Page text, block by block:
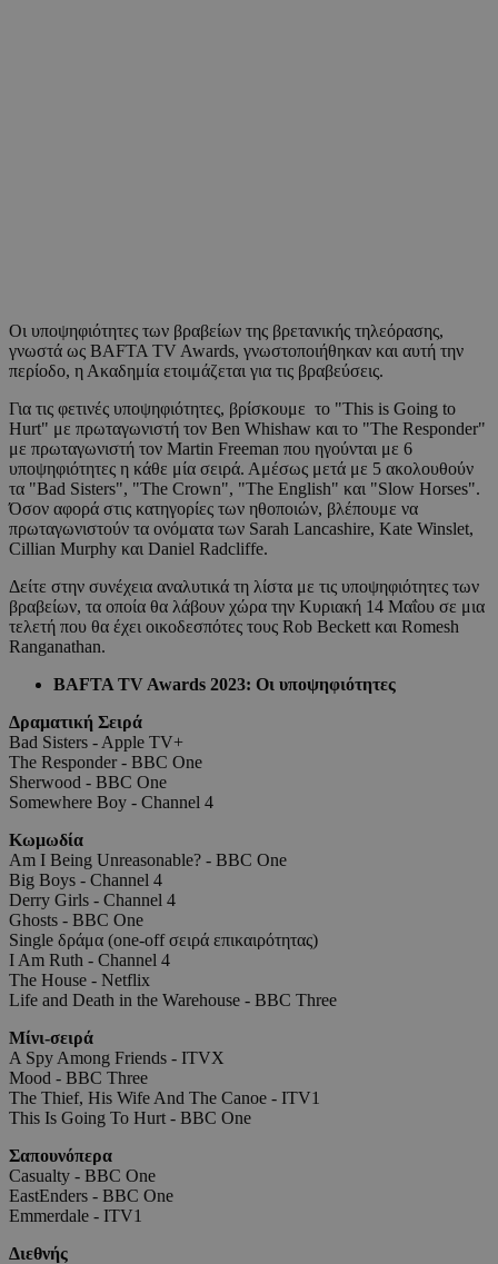
Οι υποψηφιότητες των βραβείων της βρετανικής τηλεόρασης,
γνωστά ως BAFTA TV Awards, γνωστοποιήθηκαν και αυτή την
περίοδο, η Ακαδημία ετοιμάζεται για τις βραβεύσεις.
Για τις φετινές υποψηφιότητες, βρίσκουμε το "This is Going to
Hurt" με πρωταγωνιστή τον Ben Whishaw και το "The Responder"
με πρωταγωνιστή τον Martin Freeman που ηγούνται με 6
υποψηφιότητες η κάθε μία σειρά. Αμέσως μετά με 5 ακολουθούν
τα "Bad Sisters", "The Crown", "The English" και "Slow Horses".
Όσον αφορά στις κατηγορίες των ηθοποιών, βλέπουμε να
πρωταγωνιστούν τα ονόματα των Sarah Lancashire, Kate Winslet,
Cillian Murphy και Daniel Radcliffe.
Δείτε στην συνέχεια αναλυτικά τη λίστα με τις υποψηφιότητες των
βραβείων, τα οποία θα λάβουν χώρα την Κυριακή 14 Μαΐου σε μια
τελετή που θα έχει οικοδεσπότες τους Rob Beckett και Romesh
Ranganathan.
BAFTA TV Awards 2023: Οι υποψηφιότητες
Δραματική Σειρά
Bad Sisters - Apple TV+
The Responder - BBC One
Sherwood - BBC One
Somewhere Boy - Channel 4
Κωμωδία
Am I Being Unreasonable? - BBC One
Big Boys - Channel 4
Derry Girls - Channel 4
Ghosts - BBC One
Single δράμα (one-off σειρά επικαιρότητας)
I Am Ruth - Channel 4
The House - Netflix
Life and Death in the Warehouse - BBC Three
Μίνι-σειρά
A Spy Among Friends - ITVX
Mood - BBC Three
The Thief, His Wife And The Canoe - ITV1
This Is Going To Hurt - BBC One
Σαπουνόπερα
Casualty - BBC One
EastEnders - BBC One
Emmerdale - ITV1
Διεθνής